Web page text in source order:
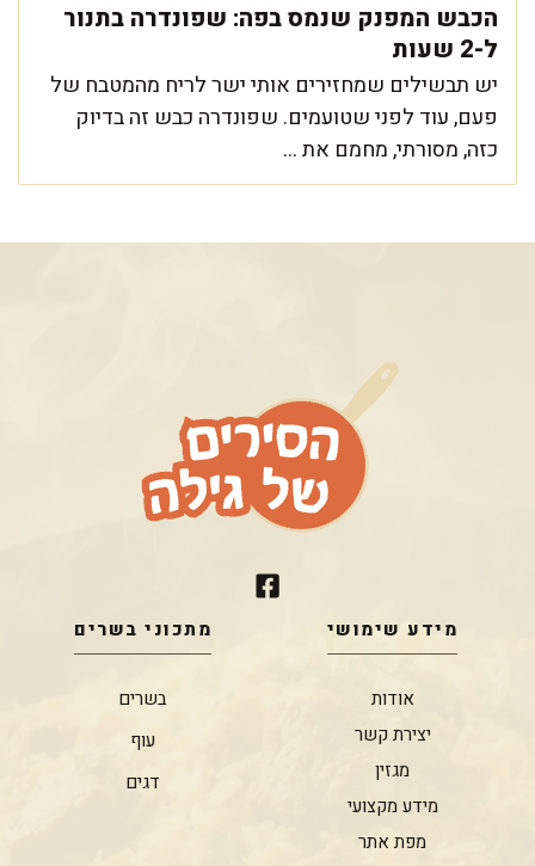
הכבש המפנק שנמס בפה: שפונדרה בתנור
ל-2 שעות
יש תבשילים שמחזירים אותי ישר לריח מהמטבח של
פעם, עוד לפני שטועמים. שפונדרה כבש זה בדיוק
כזה, מסורתי, מחמם את ...
מידע שימושי
אודות
יצירת קשר
מגזין
מידע מקצועי
מפת אתר
מתכוני בשרים
בשרים
עוף
דגים